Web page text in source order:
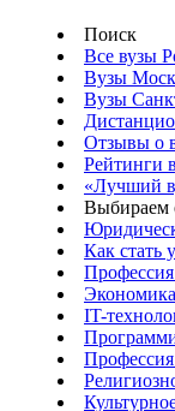
Поиск
Все вузы
Вузы
Вузы
Отзывы о
Рейтинги
«Лучший
Выбираем
Как
IT-